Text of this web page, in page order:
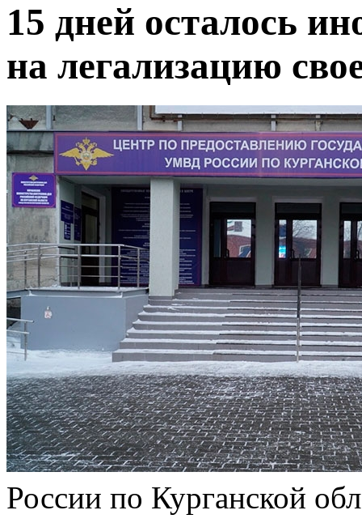
15 дней осталось
на легализацию
России по Курганской